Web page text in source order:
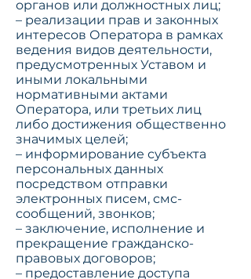
органов или должностных лиц;
– реализации прав и законных
интересов Оператора в рамках
ведения видов деятельности,
предусмотренных Уставом и
иными локальными
нормативными актами
Оператора, или третьих лиц
либо достижения общественно
значимых целей;
– информирование субъекта
персональных данных
посредством отправки
электронных писем, смс-
сообщений, звонков;
– заключение, исполнение и
прекращение гражданско-
правовых договоров;
– предоставление доступа